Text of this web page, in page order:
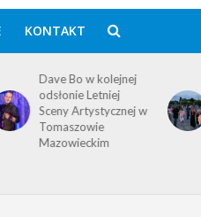
KONTAKT
Dave Bo w kolejnej
odsłonie Letniej
Sceny Artystycznej w
Tomaszowie
Mazowieckim